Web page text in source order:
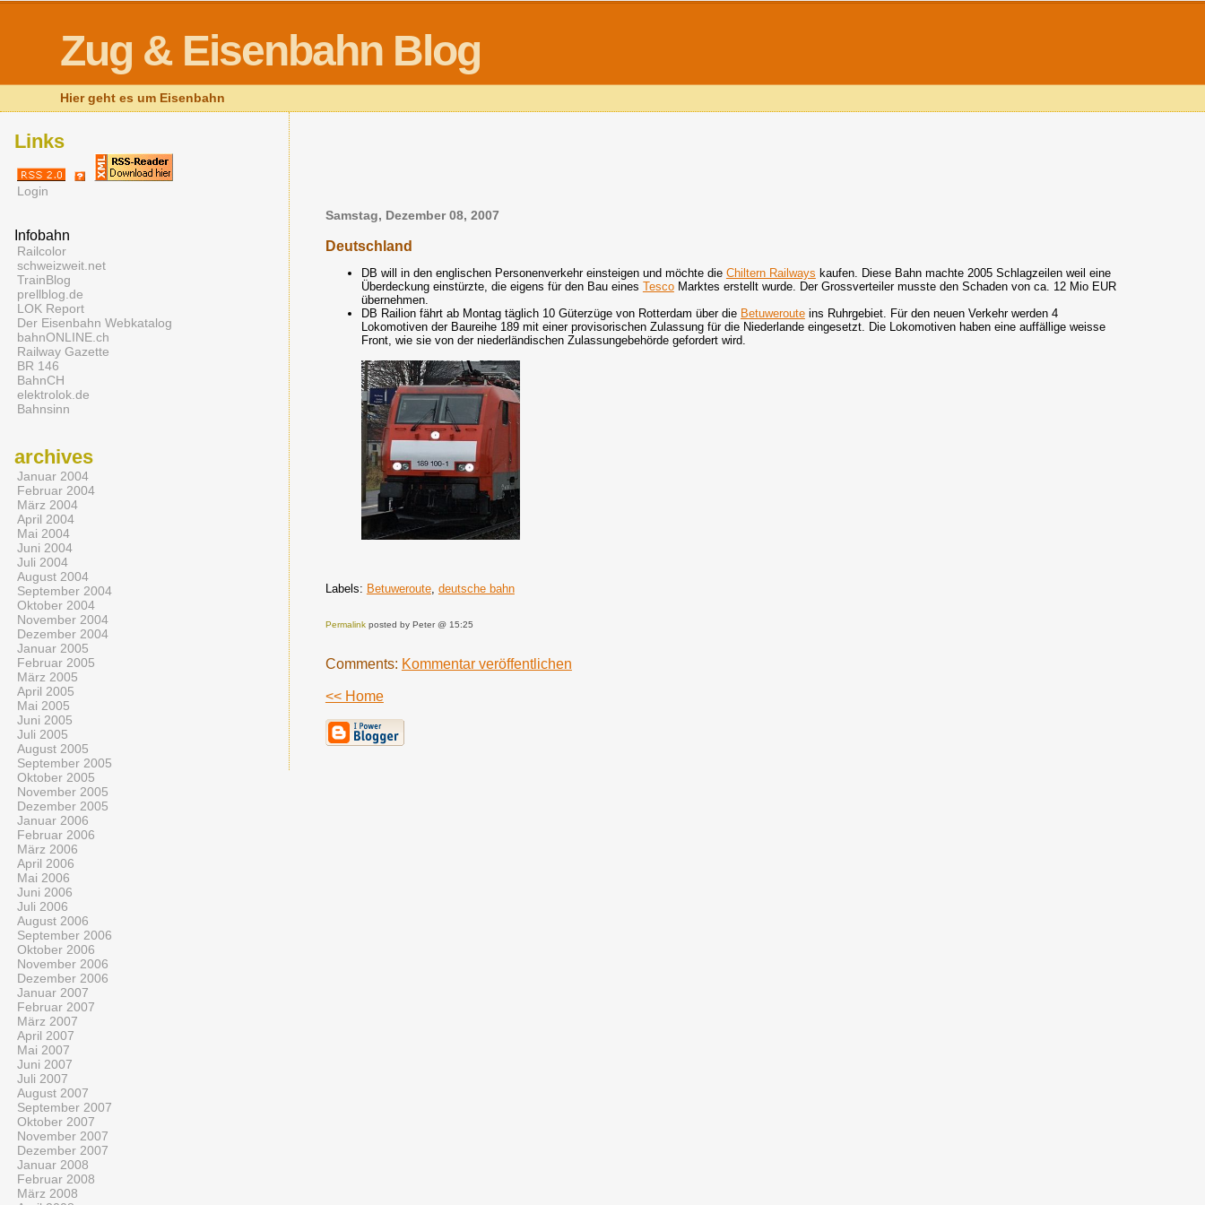
Zug & Eisenbahn Blog
Hier geht es um Eisenbahn
Samstag, Dezember 08, 2007
Deutschland
DB will in den englischen Personenverkehr einsteigen und möchte die Chiltern Railways kaufen. Diese Bahn machte 2005 Schlagzeilen weil eine
Überdeckung einstürzte, die eigens für den Bau eines TescoMarktes erstellt wurde. Der Grossverteiler musste den Schaden von ca. 12 Mio EUR
übernehmen.
DB Railion fährt ab Montag täglich 10 Güterzüge von Rotterdam über die Betuwerouteins Ruhrgebiet. Für den neuen Verkehr werden 4
Lokomotiven der Baureihe 189 mit einer provisorischen Zulassung für die Niederlande eingesetzt. Die Lokomotiven haben eine auffällige weisse
Front, wie sie von der niederländischen Zulassungebehörde gefordert wird.
Labels: Betuweroute, deutsche bahn
Permalinkposted by Peter @ 15:25
Comments: Kommentar veröffentlichen
<< Home
Links
Login
Infobahn
Railcolor
schweizweit.net
TrainBlog
prellblog.de
LOK Report
Der Eisenbahn Webkatalog
bahnONLINE.ch
Railway Gazette
BR 146
BahnCH
elektrolok.de
Bahnsinn
archives
Januar 2004
Februar 2004
März 2004
April 2004
Mai 2004
Juni 2004
Juli 2004
August 2004
September 2004
Oktober 2004
November 2004
Dezember 2004
Januar 2005
Februar 2005
März 2005
April 2005
Mai 2005
Juni 2005
Juli 2005
August 2005
September 2005
Oktober 2005
November 2005
Dezember 2005
Januar 2006
Februar 2006
März 2006
April 2006
Mai 2006
Juni 2006
Juli 2006
August 2006
September 2006
Oktober 2006
November 2006
Dezember 2006
Januar 2007
Februar 2007
März 2007
April 2007
Mai 2007
Juni 2007
Juli 2007
August 2007
September 2007
Oktober 2007
November 2007
Dezember 2007
Januar 2008
Februar 2008
März 2008